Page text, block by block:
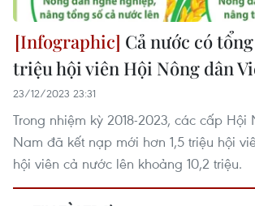
Cả nước có
triệu hội viên Hội Nông dân
23/12/2023 23:31
Trong nhiệm kỳ 2018-2023, các cấp Hội
Nam đã kết nạp mới hơn 1,5 triệu hội
hội viên cả nước lên khoảng 10,2 triệu.